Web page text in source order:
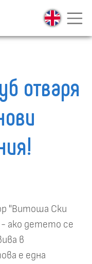
отваря
"Витоша Ски
- ако детето се
в
е една